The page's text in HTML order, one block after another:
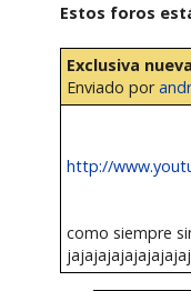
Estos foros
Exclusiva
Enviado por
http://
como siempre